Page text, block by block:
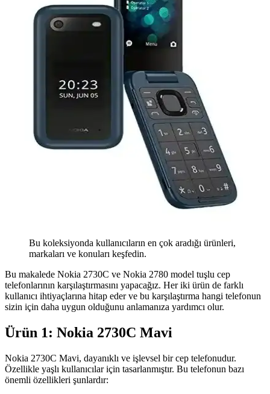
Bu koleksiyonda kullanıcıların en çok aradığı ürünleri,
markaları ve konuları keşfedin.
Bu makalede Nokia 2730C ve Nokia 2780 model tuşlu cep
telefonlarının karşılaştırmasını yapacağız. Her iki ürün de farklı
kullanıcı ihtiyaçlarına hitap eder ve bu karşılaştırma hangi telefonun
sizin için daha uygun olduğunu anlamanıza yardımcı olur.
Ürün 1: Nokia 2730C Mavi
Nokia 2730C Mavi, dayanıklı ve işlevsel bir cep telefonudur.
Özellikle yaşlı kullanıcılar için tasarlanmıştır. Bu telefonun bazı
önemli özellikleri şunlardır: